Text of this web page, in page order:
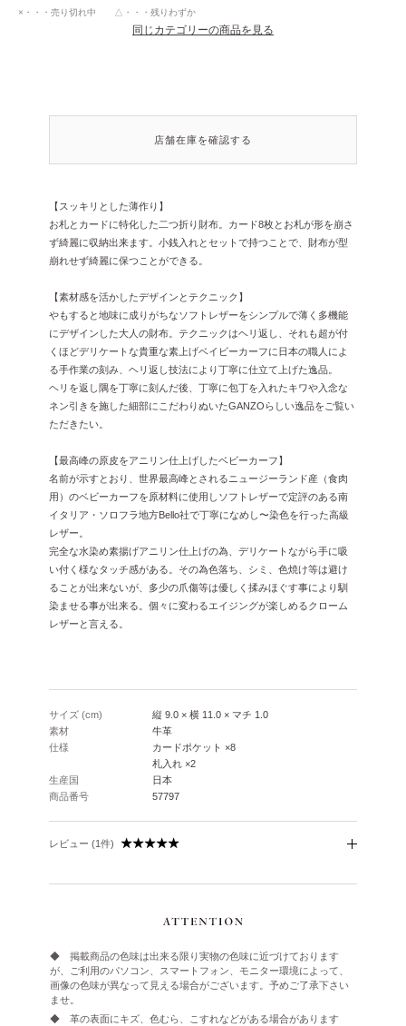
×・・・売り切れ中 △・・・残りわずか
同じカテゴリーの商品を見る
店舗在庫を確認する
【スッキリとした薄作り】
お札とカードに特化した二つ折り財布。カード8枚とお札が形を崩さ
ず綺麗に収納出来ます。小銭入れとセットで持つことで、財布が型
崩れせず綺麗に保つことができる。
【素材感を活かしたデザインとテクニック】
やもすると地味に成りがちなソフトレザーをシンプルで薄く多機能
にデザインした大人の財布。テクニックはヘリ返し、それも超が付
くほどデリケートな貴重な素上げベイビーカーフに日本の職人によ
る手作業の刻み、ヘリ返し技法により丁寧に仕立て上げた逸品。
ヘリを返し隅を丁寧に刻んだ後、丁寧に包丁を入れたキワや入念な
ネン引きを施した細部にこだわりぬいたGANZOらしい逸品をご覧い
ただきたい。
【最高峰の原皮をアニリン仕上げしたベビーカーフ】
名前が示すとおり、世界最高峰とされるニュージーランド産（食肉
用）のベビーカーフを原材料に使用しソフトレザーで定評のある南
イタリア・ソロフラ地方Bello社で丁寧になめし〜染色を行った高級
レザー。
完全な水染め素揚げアニリン仕上げの為、デリケートながら手に吸
い付く様なタッチ感がある。その為色落ち、シミ、色焼け等は避け
ることが出来ないが、多少の爪傷等は優しく揉みほぐす事により馴
染ませる事が出来る。個々に変わるエイジングが楽しめるクローム
レザーと言える。
サイズ (cm)
縦 9.0 × 横 11.0 × マチ 1.0
素材
牛革
仕様
カードポケット ×8
札入れ ×2
生産国
日本
商品番号
57797
レビュー (1件)
◆ 掲載商品の色味は出来る限り実物の色味に近づけております
が、ご利用のパソコン、スマートフォン、モニター環境によって、
画像の色味が異なって見える場合がございます。予めご了承下さい
ませ。
◆ 革の表面にキズ、色むら、こすれなどがある場合があります